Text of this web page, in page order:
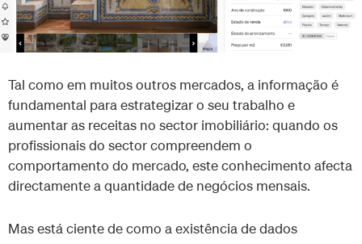
Tal como em muitos outros mercados, a informação é
fundamental para estrategizar o seu trabalho e
aumentar as receitas no sector imobiliário: quando os
profissionais do sector compreendem o
comportamento do mercado, este conhecimento afecta
directamente a quantidade de negócios mensais.
Mas está ciente de como a existência de dados